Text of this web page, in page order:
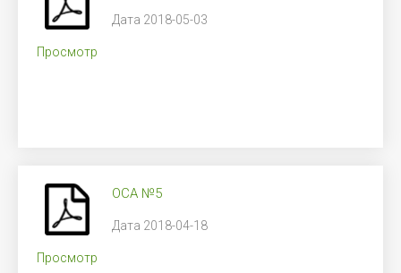
Просмотр
Дата 2018-05-03
Просмотр
ОСА №5
Дата 2018-04-18